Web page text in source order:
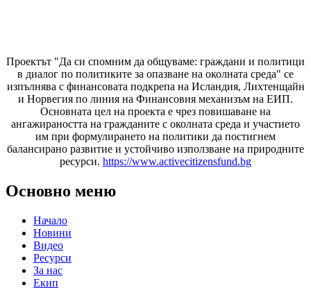
Проектът "Да си спомним да общуваме: граждани и политици
в диалог по политиките за опазване на околната среда" се
изпълнява с финансовата подкрепа на Исландия, Лихтенщайн
и Норвегия по линия на Финансовия механизъм на ЕИП.
Основната цел на проекта е чрез повишаване на
ангажираността на гражданите с околната среда и участието
им при формулирането на политики да постигнем
балансирано развитие и устойчиво използване на природните
ресурси. https://www.activecitizensfund.bg
Основно меню
Начало
Новини
Видео
Ресурси
За нас
Екип